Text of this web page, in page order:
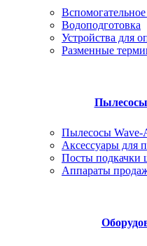
Водоподготовка
Устройства для
Разменные
Пылесосы Wave-
Аксессуары для
Посты подкачки
Аппараты